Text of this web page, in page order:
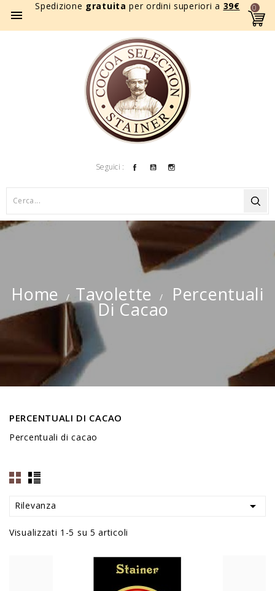
Spedizione gratuita per ordini superiori a 39€

0
Seguici : FacebookYouTube
Home Tavolette Percentuali
Di Cacao
PERCENTUALI DI CACAO
Percentuali di cacao
Rilevanza 
Visualizzati 1-5 su 5 articoli